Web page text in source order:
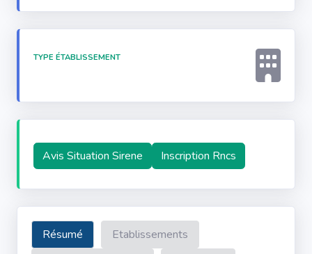
TYPE ÉTABLISSEMENT
Avis Situation Sirene Inscription Rncs
Résumé
Etablissements